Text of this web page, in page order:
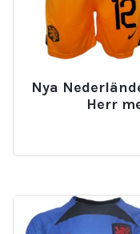
Nya
Herr